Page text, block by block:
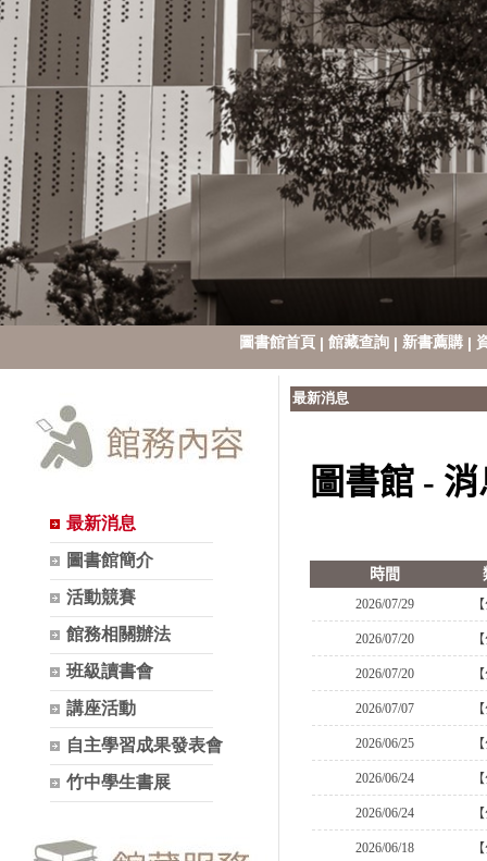
圖書館首頁 | 館藏查詢| 新書薦購|
最新消息
圖書館簡介
活動競賽
館務相關辦法
班級讀書會
講座活動
自主學習成果發表會
竹中學生書展
最新消息